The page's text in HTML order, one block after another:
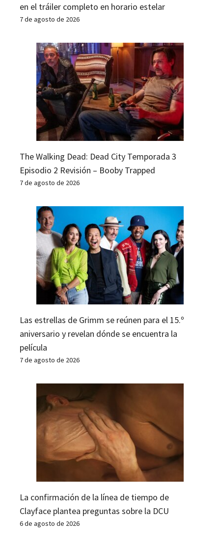
en el tráiler completo en horario estelar
7 de agosto de 2026
The Walking Dead: Dead City Temporada 3
Episodio 2 Revisión – Booby Trapped
7 de agosto de 2026
Las estrellas de Grimm se reúnen para el 15.º
aniversario y revelan dónde se encuentra la
película
7 de agosto de 2026
La confirmación de la línea de tiempo de
Clayface plantea preguntas sobre la DCU
6 de agosto de 2026